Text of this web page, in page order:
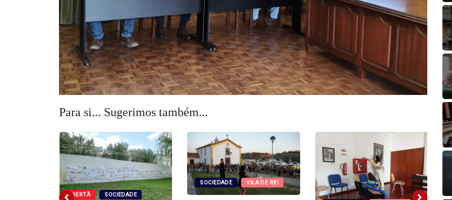
Para si... Sugerimos também...
SERTÃ SOCIEDADE
SOCIEDADE VILA DE REI